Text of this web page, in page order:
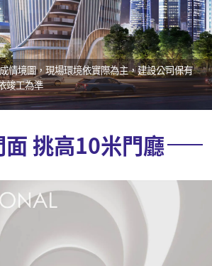
情境圖，現場環境依實際為主，建設公司保有
竣工為準
挑高10米門廳